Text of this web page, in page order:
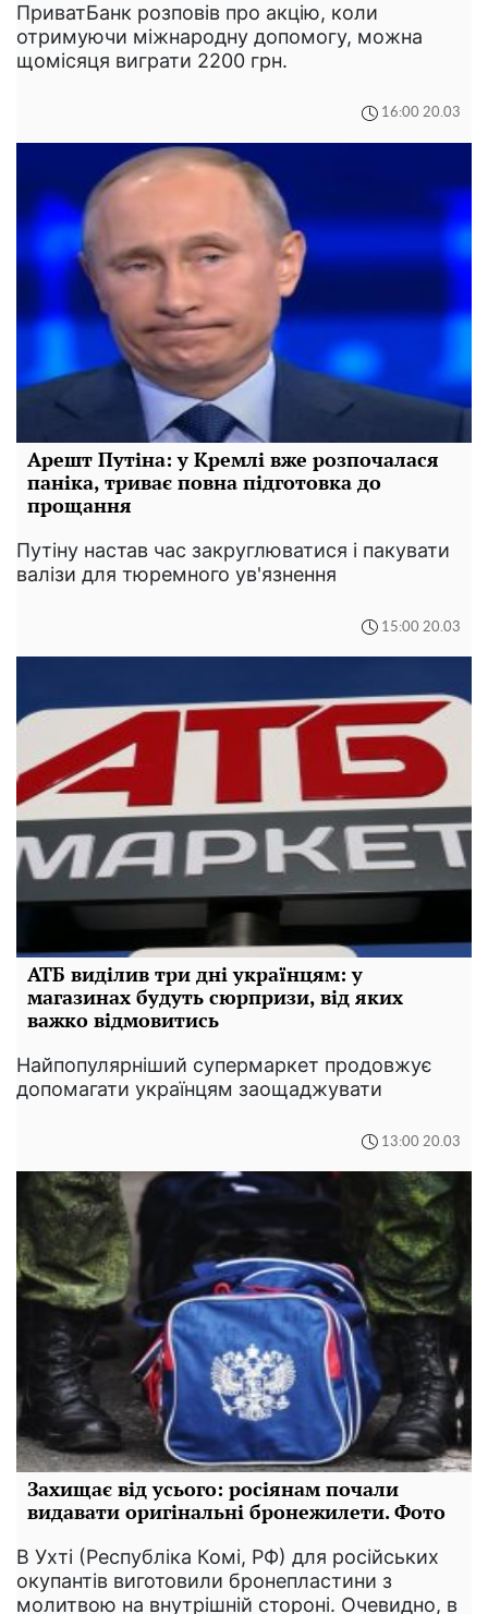
ПриватБанк розповів про акцію, коли
отримуючи міжнародну допомогу, можна
щомісяця виграти 2200 грн.
16:00 20.03
Арешт Путіна: у Кремлі вже розпочалася
паніка, триває повна підготовка до
прощання
Путіну настав час закруглюватися і пакувати
валізи для тюремного ув'язнення
15:00 20.03
АТБ виділив три дні українцям: у
магазинах будуть сюрпризи, від яких
важко відмовитись
Найпопулярніший супермаркет продовжує
допомагати українцям заощаджувати
13:00 20.03
Захищає від усього: росіянам почали
видавати оригінальні бронежилети. Фото
В Ухті (Республіка Комі, РФ) для російських
окупантів виготовили бронепластини з
молитвою на внутрішній стороні. Очевидно, в